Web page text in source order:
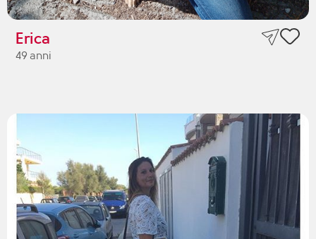
Erica
49 anni